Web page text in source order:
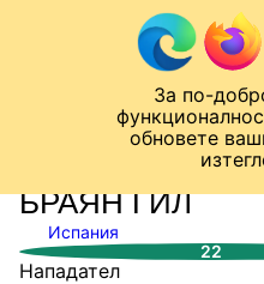
За по-
обновете
Към съдържанието
Лига на Конференциите
СТАТИСТИКИ
БРАЯН ГИЛ
Испания
22
Нападател